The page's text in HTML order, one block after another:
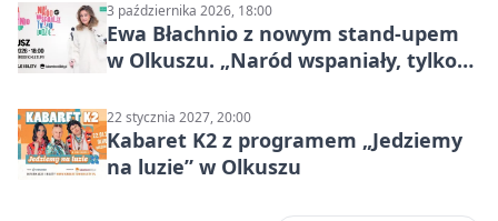
3 października 2026, 18:00
Ewa Błachnio z nowym stand-upem
w Olkuszu. „Naród wspaniały, tylko
22 stycznia 2027, 20:00
Kabaret K2 z programem „Jedziemy
na luzie” w Olkuszu